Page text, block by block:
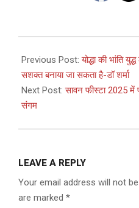
08-
04
Previous Post:योद्धा की भांति
सशक्त बनाया जा सकता है-डॉ शर्मा
Next Post:सावन फीस्टा 2025 में
संगम
LEAVE A REPLY
Your email address will not
are marked *